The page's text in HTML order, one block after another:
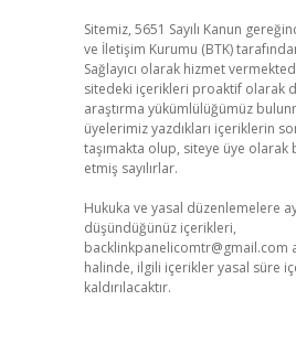
Sitemiz, 5651 Sayılı Kanun
ve İletişim Kurumu (BTK)
Sağlayıcı olarak hizmet
sitedeki içerikleri proaktif olarak
araştırma yükümlülüğümüz
üyelerimiz yazdıkları içeriklerin
taşımakta olup, siteye üye
etmiş sayılırlar.
Hukuka ve yasal düzenlemelere
düşündüğünüz içerikleri,
backlinkpanelicomtr@gmail.com
halinde, ilgili içerikler yasal süre
kaldırılacaktır.